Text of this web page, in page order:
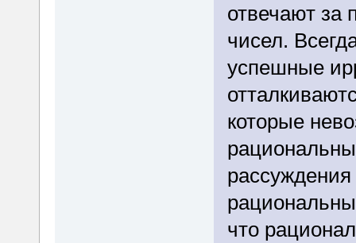
отвечают за
чисел.
успешные
которые
что